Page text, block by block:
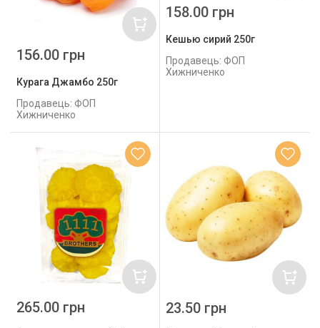
Курага Джамбо 250г
Продавець: ФОП
Хижниченко
156.00 грн
Кешью сирий 250г
Продавець: ФОП
Хижниченко
158.00 грн
265.00 грн 23.50 грн